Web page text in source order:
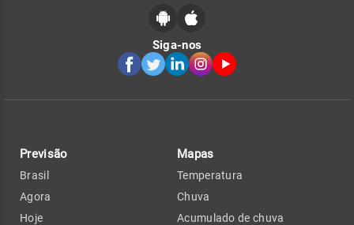
Siga-nos
Previsão
Brasil
Agora
Hoje
Mapas
Temperatura
Chuva
Acumulado de chuva